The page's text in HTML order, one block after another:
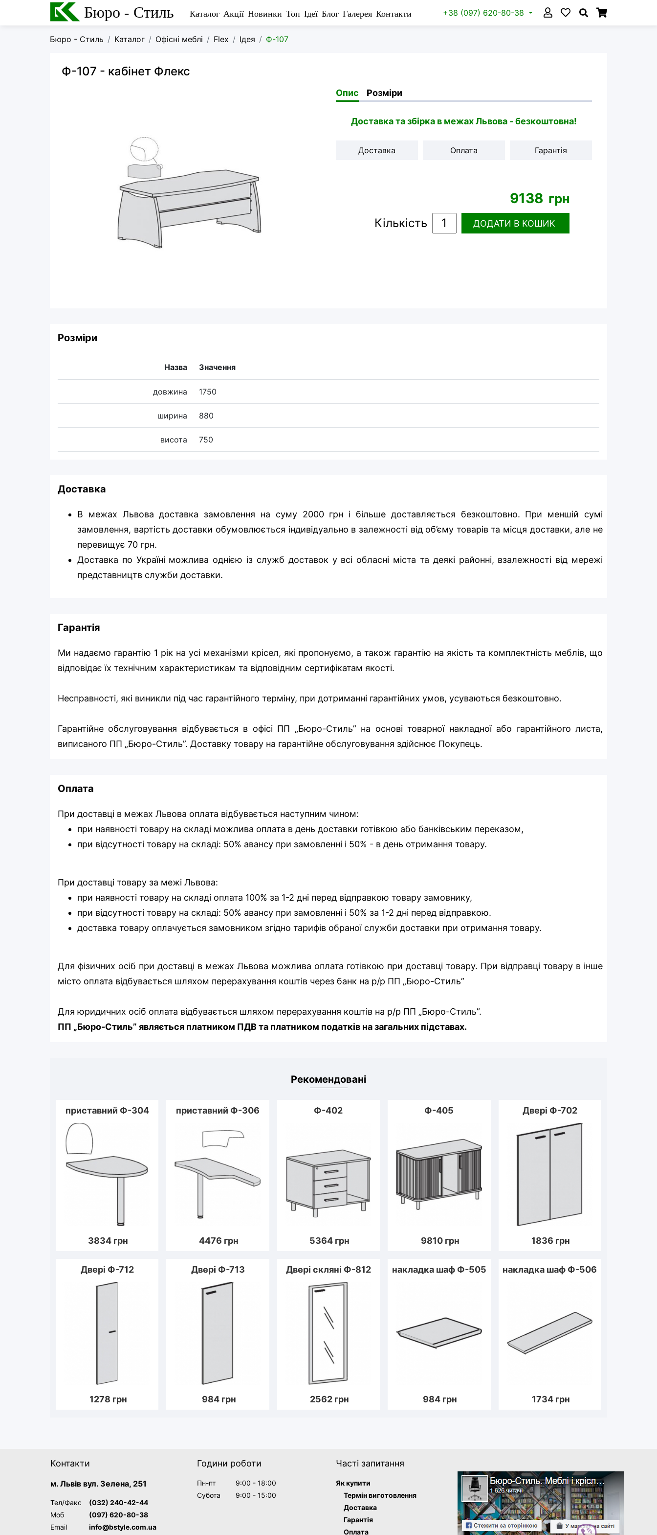
Бюро - Стиль Каталог Акції Новинки Топ Ідеї Блог Галерея Контакти +38 (097) 620-80-38
Бюро - Стиль Каталог Офісні меблі Flex Ідея Ф-107
Ф-107 - кабінет Флекс
Опис Розміри
Доставка та збірка в межах Львова - безкоштовна!
Доставка Оплата Гарантія
9138 грн
Кількість ДОДАТИ В КОШИК
Розміри
Назва Значення
довжина 1750
ширина 880
висота 750
Доставка
В межах Львова доставка замовлення на суму 2000 грн і більше доставляється безкоштовно. При меншій сумі
замовлення, вартість доставки обумовлюється індивідуально в залежності від об’єму товарів та місця доставки, але не
перевищує 70 грн.
Доставка по Україні можлива однією із служб доставок у всі обласні міста та деякі районні, взалежності від мережі
представництв служби доставки.
Гарантія
Ми надаємо гарантію 1 рік на усі механізми крісел, які пропонуємо, а також гарантію на якість та комплектність меблів, що
відповідає їх технічним характеристикам та відповідним сертифікатам якості.
Несправності, які виникли під час гарантійного терміну, при дотриманні гарантійних умов, усуваються безкоштовно.
Гарантійне обслуговування відбувається в офісі ПП „Бюро-Стиль” на основі товарної накладної або гарантійного листа,
виписаного ПП „Бюро-Стиль”. Доставку товару на гарантійне обслуговування здійснює Покупець.
Оплата
При доставці в межах Львова оплата відбувається наступним чином:
при наявності товару на складі можлива оплата в день доставки готівкою або банківським переказом,
при відсутності товару на складі: 50% авансу при замовленні і 50% - в день отримання товару.
При доставці товару за межі Львова:
при наявності товару на складі оплата 100% за 1-2 дні перед відправкою товару замовнику,
при відсутності товару на складі: 50% авансу при замовленні і 50% за 1-2 дні перед відправкою.
доставка товару оплачується замовником згідно тарифів обраної служби доставки при отримання товару.
Для фізичних осіб при доставці в межах Львова можлива оплата готівкою при доставці товару. При відправці товару в інше
місто оплата відбувається шляхом перерахування коштів через банк на р/р ПП „Бюро-Стиль”
Для юридичних осіб оплата відбувається шляхом перерахування коштів на р/р ПП „Бюро-Стиль”.
ПП „Бюро-Стиль” являється платником ПДВ та платником податків на загальних підставах.
Рекомендовані
приставний Ф-304
3834 грн
приставний Ф-306
4476 грн
Ф-402
5364 грн
Ф-405
9810 грн
Двері Ф-702
1836 грн
Двері Ф-712
1278 грн
Двері Ф-713
984 грн
Двері скляні Ф-812
2562 грн
накладка шаф Ф-505
984 грн
накладка шаф Ф-506
1734 грн
Контакти
м. Львів вул. Зелена, 251
Тел/Факс
(032) 240-42-44
Моб
(097) 620-80-38
Email
info@bstyle.com.ua
Години роботи
Пн-пт
9:00 - 18:00
Субота
9:00 - 15:00
Часті запитання
Як купити
Термін виготовлення
Доставка
Гарантія
Оплата